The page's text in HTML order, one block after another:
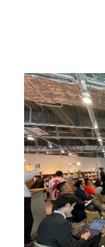
向き合い、
財産です。 本年度、16名の卒業生の皆さまがこ
の節目を迎え
いで事業を築
り合った夜。
どの経験と覚
なっています。 偉大な先輩方が積み重ねて
た歩みは、